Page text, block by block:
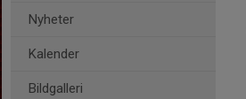
Nyheter
Kalender
Bildgalleri